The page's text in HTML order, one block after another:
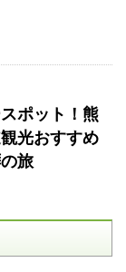
ポット！熊
光おすすめ
旅